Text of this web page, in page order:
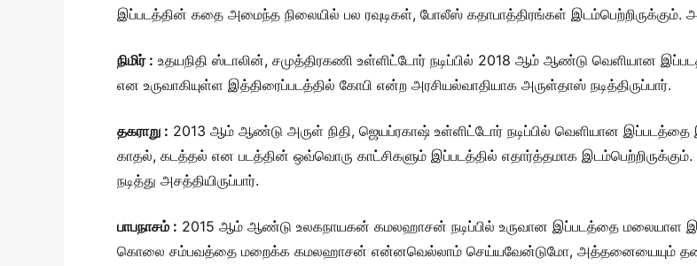
இப்படத்தின் கதை அமைந்த நிலையில் பல ரவுடிகள், போலீஸ் கதாபாத்திரங்கள் இடம்பெற்றிருக்கும்.
நிமிர் : உதயநிதி ஸ்டாலின், சமுத்திரகணி உள்ளிட்டோர் நடிப்பில் 2018 ஆம் ஆண்டு வெளியான
என உருவாகியுள்ள இத்திரைப்படத்தில் கோபி என்ற அரசியல்வாதியாக அருள்தாஸ் நடித்திருப்பார்.
தகராறு : 2013 ஆம் ஆண்டு அருள் நிதி, ஜெயப்ரகாஷ் உள்ளிட்டோர் நடிப்பில் வெளியான
காதல், கடத்தல் என படத்தின் ஒவ்வொரு காட்சிகளும் இப்படத்தில் எதார்த்தமாக
நடித்து அசத்தியிருப்பார்.
பாபநாசம் : 2015 ஆம் ஆண்டு உலகநாயகன் கமலஹாசன் நடிப்பில் உருவான இப்படத்தை மலையாள
கொலை சம்பவத்தை மறைக்க கமலஹாசன் என்னவெல்லாம் செய்யவேன்டுமோ, அத்தனையையும் தனது